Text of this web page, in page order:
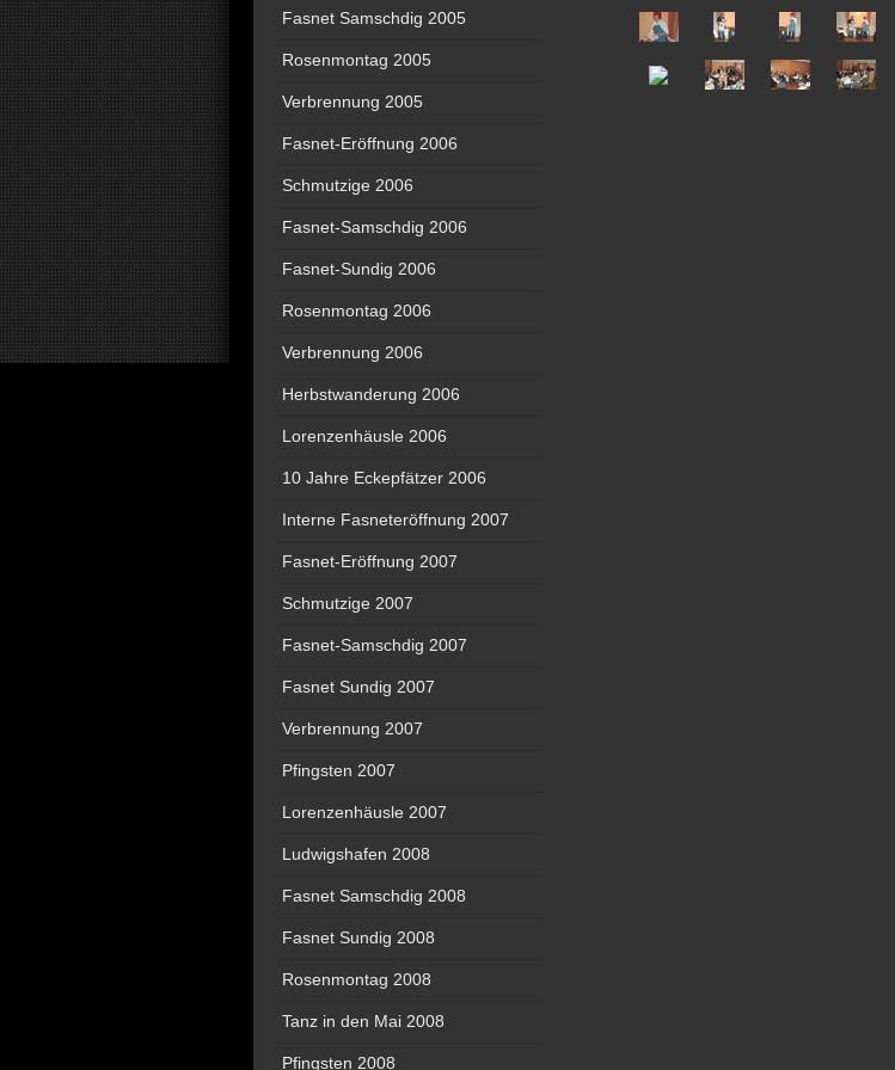
Fasnet Samschdig 2005
Rosenmontag 2005
Verbrennung 2005
Fasnet-Eröffnung 2006
Schmutzige 2006
Fasnet-Samschdig 2006
Fasnet-Sundig 2006
Rosenmontag 2006
Verbrennung 2006
Herbstwanderung 2006
Lorenzenhäusle 2006
10 Jahre Eckepfätzer 2006
Interne Fasneteröffnung 2007
Fasnet-Eröffnung 2007
Schmutzige 2007
Fasnet-Samschdig 2007
Fasnet Sundig 2007
Verbrennung 2007
Pfingsten 2007
Lorenzenhäusle 2007
Ludwigshafen 2008
Fasnet Samschdig 2008
Fasnet Sundig 2008
Rosenmontag 2008
Tanz in den Mai 2008
Pfingsten 2008